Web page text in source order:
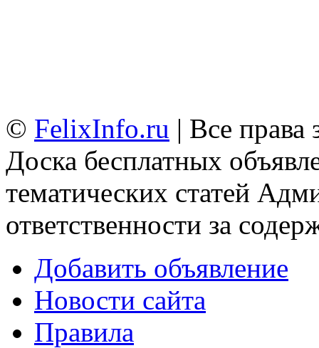
© FelixInfo.ru | Все
Доска бесплатных
тематических статей
ответственности за
Добавить объявление
Новости сайта
Правила